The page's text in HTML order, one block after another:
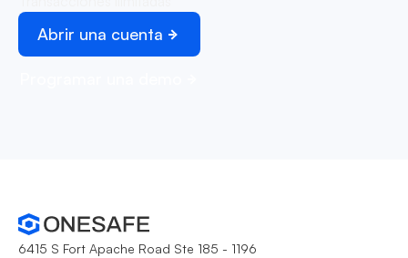
Abrir una cuenta
6415 S Fort Apache Road Ste 185 - 1196